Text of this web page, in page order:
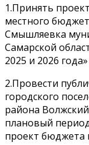
1.Принять
местного
Смышляевка
Самарской
2025 и 2026
2.Провести
городского
района
плановый
проект бюджета